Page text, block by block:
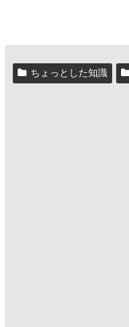
ちょっとした知識